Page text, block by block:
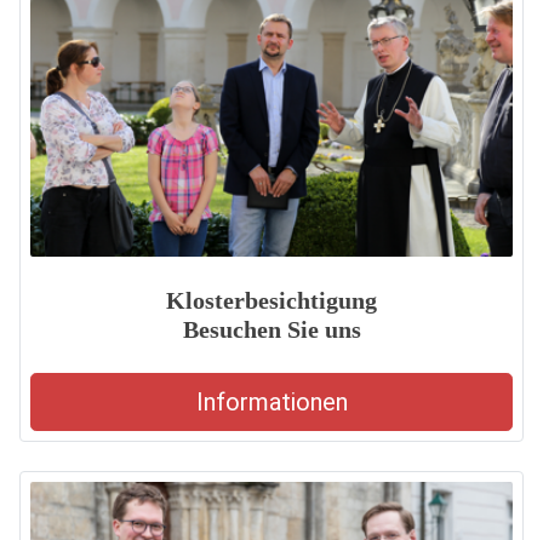
Klosterbesichtigung
Besuchen Sie uns
Informationen